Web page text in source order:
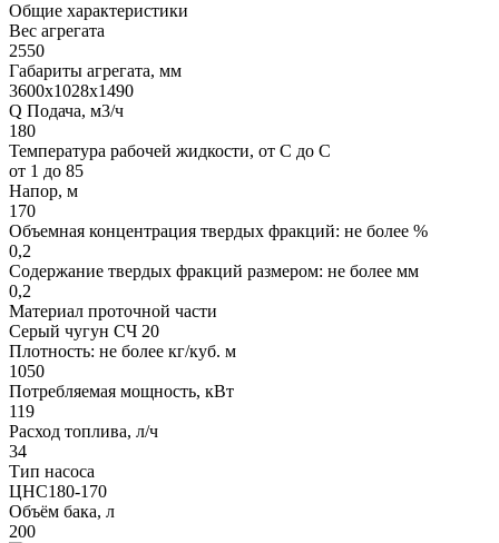
Общие характеристики
Вес агрегата
2550
Габариты агрегата, мм
3600х1028х1490
Q Подача, м3/ч
180
Температура рабочей жидкости, от С до С
от 1 до 85
Напор, м
170
Объемная концентрация твердых фракций: не более %
0,2
Содержание твердых фракций размером: не более мм
0,2
Материал проточной части
Серый чугун СЧ 20
Плотность: не более кг/куб. м
1050
Потребляемая мощность, кВт
119
Расход топлива, л/ч
34
Тип насоса
ЦНС180-170
Объём бака, л
200